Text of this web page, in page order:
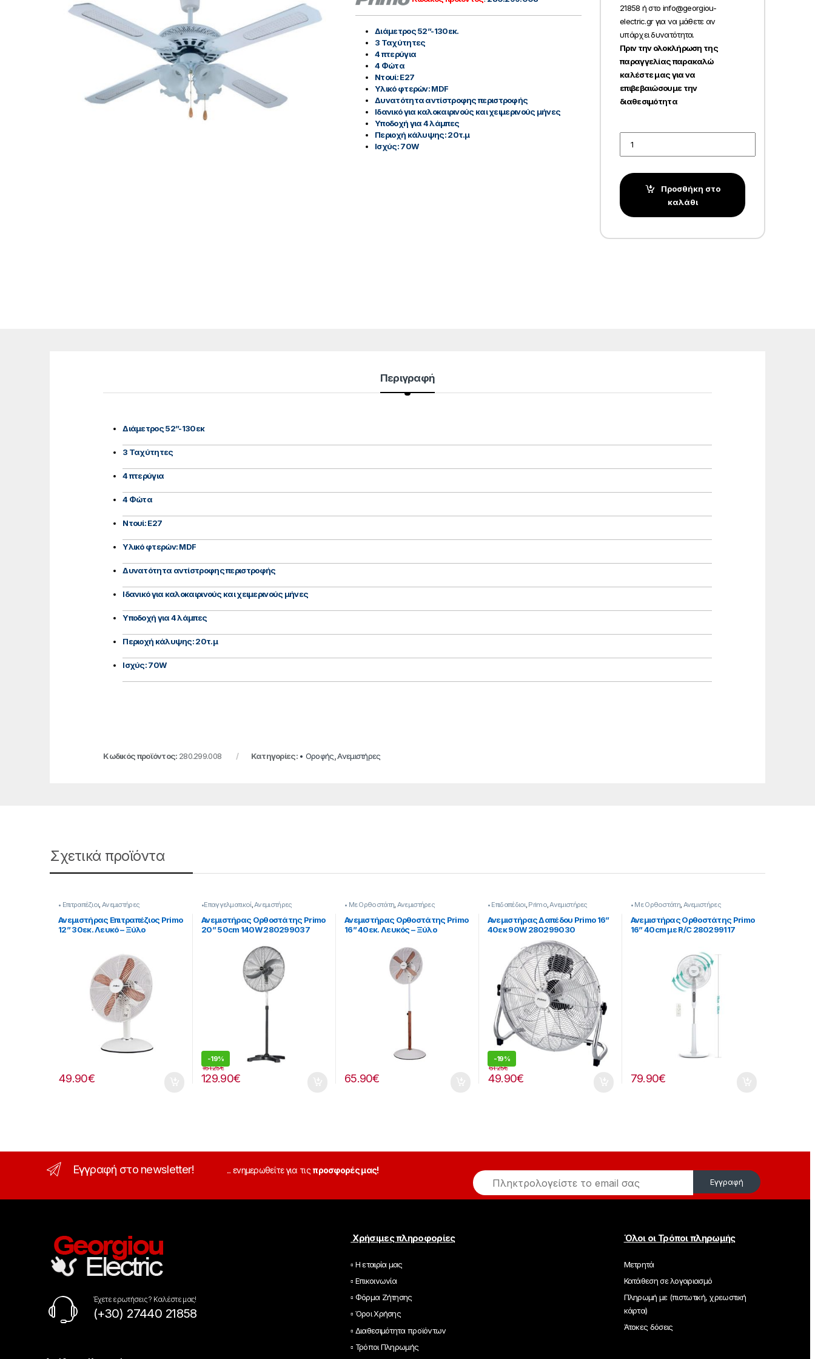
Διάμετρος 52’’-130εκ.
3 Ταχύτητες
4 πτερύγια
4 Φώτα
Ντουί: E27
Υλικό φτερών: MDF
Δυνατότητα αντίστροφης περιστροφής
Ιδανικό για καλοκαιρινούς και χειμερινούς μήνες
Υποδοχή για 4 λάμπες
Περιοχή κάλυψης: 20τ.μ
Ισχύς: 70W
21858 ή στο info@georgiou-
electric.gr για να μάθετε αν
υπάρχει δυνατότητα.
Πριν την ολοκλήρωση της
παραγγελίας παρακαλώ
καλέστε μας για να
επιβεβαιώσουμε την
διαθεσιμότητα
Προσθήκη στο
καλάθι
Περιγραφή
Διάμετρος 52’’-130εκ
3 Ταχύτητες
4 πτερύγια
4 Φώτα
Ντουί: E27
Υλικό φτερών: MDF
Δυνατότητα αντίστροφης περιστροφής
Ιδανικό για καλοκαιρινούς και χειμερινούς μήνες
Υποδοχή για 4 λάμπες
Περιοχή κάλυψης: 20τ.μ
Ισχύς: 70W
Κωδικός προϊόντος: 280.299.008 Κατηγορίες: • Οροφής,Ανεμιστήρες
Σχετικά προϊόντα
• Επιτραπέζιοι Ανεμιστήρες
Ανεμιστήρας Επιτραπέζιος Primo
12” 30εκ. Λευκό – Ξύλο
49.90€
•Επαγγελματικοί, Ανεμιστήρες
Ανεμιστήρας Ορθοστάτης Primo
20” 50cm 140W 280299037
-19%
129.90€
161.25€
• Με Ορθοστάτη Ανεμιστήρες
Ανεμιστήρας Ορθοστάτης Primo
16” 40εκ. Λευκός – Ξύλο
65.90€
• Επιδαπέδιοι Primo, Ανεμιστήρες
Ανεμιστήρας Δαπέδου Primo 16”
40εκ 90W 280299030
-19%
49.90€
61.25€
• Με Ορθοστάτη, Ανεμιστήρες
Ανεμιστήρας Ορθοστάτης Primo
16” 40cm με R/C 280299117
79.90€
Εγγραφή στο newsletter! ... ενημερωθείτε για τιςπροσφορές μας!
E
m
a
Εγγραφή
Έχετε ερωτήσεις ? Καλέστε μας!
(+30) 27440 21858
Χρήσιμες πληροφορίες
▫ Η εταιρία μας
▫ Επικοινωνία
▫ Φόρμα Ζήτησης
▫ Όροι Χρήσης
▫ Διαθεσιμότητα προϊόντων
▫ Τρόποι Πληρωμής
Όλοι οι Τρόποι πληρωμής
Μετρητά
Κατάθεση σε λογαριασμό
Πληρωμή με (πιστωτική, χρεωστική
κάρτα)
Άτοκες δόσεις